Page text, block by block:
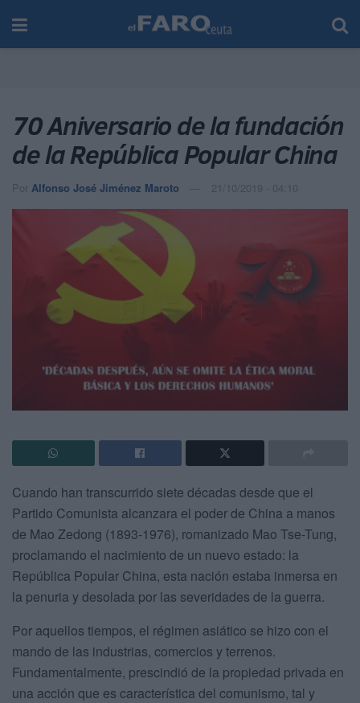
70 Aniversario de la fundación
de la República Popular China
Por Alfonso José Jiménez Maroto 21/10/2019 - 04:10
Cuando han transcurrido siete décadas desde que el
Partido Comunista alcanzara el poder de China a manos
de Mao Zedong (1893-1976), romanizado Mao Tse-Tung,
proclamando el nacimiento de un nuevo estado: la
República Popular China, esta nación estaba inmersa en
la penuria y desolada por las severidades de la guerra.
Por aquellos tiempos, el régimen asiático se hizo con el
mando de las industrias, comercios y terrenos.
Fundamentalmente, prescindió de la propiedad privada en
una acción que es característica del comunismo, tal y